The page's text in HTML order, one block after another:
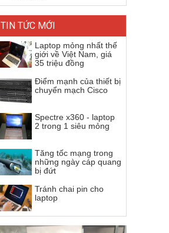
TIN TỨC MỚI
Laptop mỏng nhất thế
giới về Việt Nam, giá
35 triệu đồng
Điểm mạnh của thiết bị
chuyển mạch Cisco
Spectre x360 - laptop
2 trong 1 siêu mỏng
Tăng tốc mạng trong
những ngày cáp quang
bị đứt
Tránh chai pin cho
laptop